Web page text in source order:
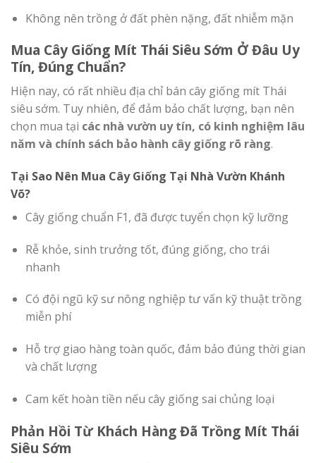
Không nên trồng ở đất phèn nặng, đất nhiễm mặn
Mua Cây Giống Mít Thái Siêu Sớm Ở Đâu Uy
Tín, Đúng Chuẩn?
Hiện nay, có rất nhiều địa chỉ bán cây giống mít Thái
siêu sớm. Tuy nhiên, để đảm bảo chất lượng, bạn nên
chọn mua tại các nhà vườn uy tín, có kinh nghiệm lâu
năm và chính sách bảo hành cây giống rõ ràng.
Tại Sao Nên Mua Cây Giống Tại Nhà Vườn Khánh
Võ?
Cây giống chuẩn F1, đã được tuyển chọn kỹ lưỡng
Rễ khỏe, sinh trưởng tốt, đúng giống, cho trái
nhanh
Có đội ngũ kỹ sư nông nghiệp tư vấn kỹ thuật trồng
miễn phí
Hỗ trợ giao hàng toàn quốc, đảm bảo đúng thời gian
và chất lượng
Cam kết hoàn tiền nếu cây giống sai chủng loại
Phản Hồi Từ Khách Hàng Đã Trồng Mít Thái
Siêu Sớm